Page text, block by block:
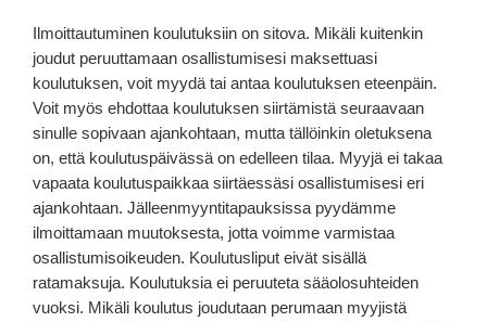
Ilmoittautuminen koulutuksiin on sitova. Mikäli kuitenkin
joudut peruuttamaan osallistumisesi maksettuasi
koulutuksen, voit myydä tai antaa koulutuksen eteenpäin.
Voit myös ehdottaa koulutuksen siirtämistä seuraavaan
sinulle sopivaan ajankohtaan, mutta tällöinkin oletuksena
on, että koulutuspäivässä on edelleen tilaa. Myyjä ei takaa
vapaata koulutuspaikkaa siirtäessäsi osallistumisesi eri
ajankohtaan. Jälleenmyyntitapauksissa pyydämme
ilmoittamaan muutoksesta, jotta voimme varmistaa
osallistumisoikeuden. Koulutusliput eivät sisällä
ratamaksuja. Koulutuksia ei peruuteta sääolosuhteiden
vuoksi. Mikäli koulutus joudutaan perumaan myyjistä